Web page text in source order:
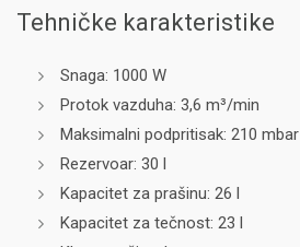
Tehničke karakteristike
Snaga: 1000 W
Protok vazduha: 3,6 m³/min
Maksimalni podpritisak: 210 mbar
Rezervoar: 30 l
Kapacitet za prašinu: 26 l
Kapacitet za tečnost: 23 l